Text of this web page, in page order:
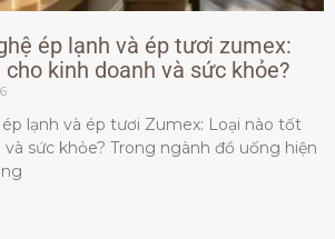
ép lạnh và ép tươi zumex:
kinh doanh và sức khỏe?
lạnh và ép tươi Zumex: Loại nào tốt
sức khỏe? Trong ngành đồ uống hiện